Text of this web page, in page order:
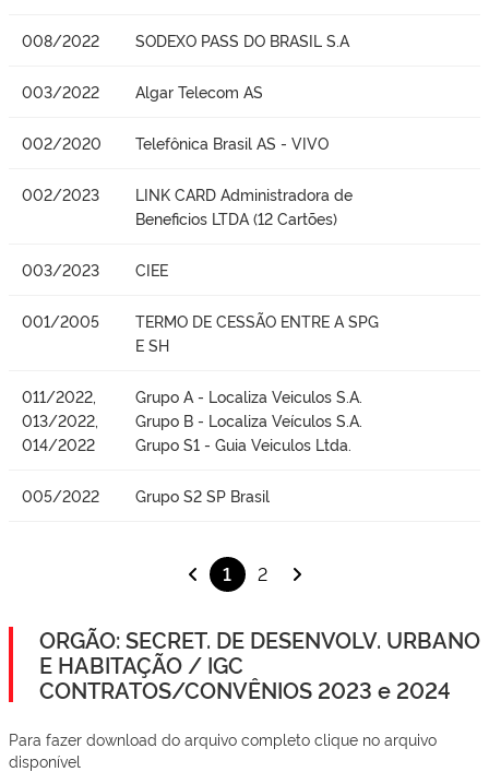
008/2022 SODEXO PASS DO BRASIL S.A
003/2022 Algar Telecom AS
002/2020 Telefônica Brasil AS - VIVO
002/2023
LINK CARD Administradora de
Beneficios LTDA (12 Cartões)
003/2023 CIEE
001/2005
TERMO DE CESSÃO ENTRE A SPG
E SH
011/2022,
013/2022,
014/2022
Grupo A - Localiza Veiculos S.A.
Grupo B - Localiza Veículos S.A.
Grupo S1 - Guia Veiculos Ltda.
005/2022 Grupo S2 SP Brasil
1 2
ORGÃO: SECRET. DE DESENVOLV. URBANO
E HABITAÇÃO / IGC
CONTRATOS/CONVÊNIOS 2023 e 2024
Para fazer download do arquivo completo clique no arquivo
disponível